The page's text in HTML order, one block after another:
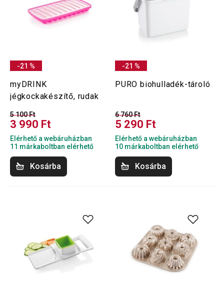
-21 %
myDRINK
jégkockakészítő, rudak
5 100 Ft
3 990 Ft
Elérhető a webáruházban
11 márkaboltban elérhető
Kosárba
-21 %
PURO biohulladék-tároló
6 760 Ft
5 290 Ft
Elérhető a webáruházban
10 márkaboltban elérhető
Kosárba